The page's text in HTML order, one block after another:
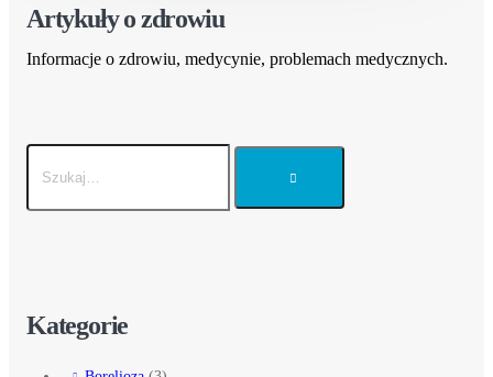
Artykuły o zdrowiu
Informacje o zdrowiu, medycynie, problemach medycznych.
Kategorie